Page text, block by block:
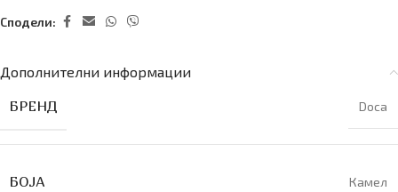
Сподели:
Дополнителни информации
БРЕНД Doca
БОЈА Камел